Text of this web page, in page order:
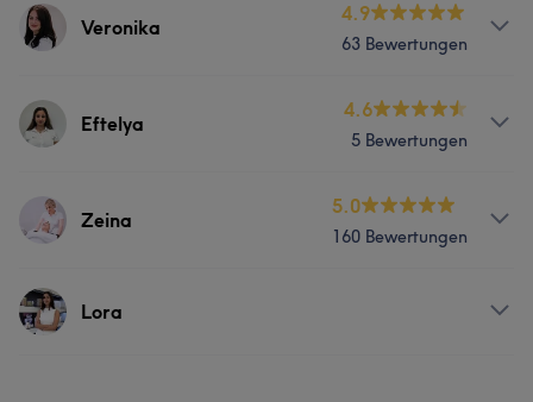
Veronika
4.9
63 Bewertungen
Services
Haarentfernung
Eftelya
4.6
5 Bewertungen
Services
Zeina
5.0
160 Bewertungen
ServicesLora